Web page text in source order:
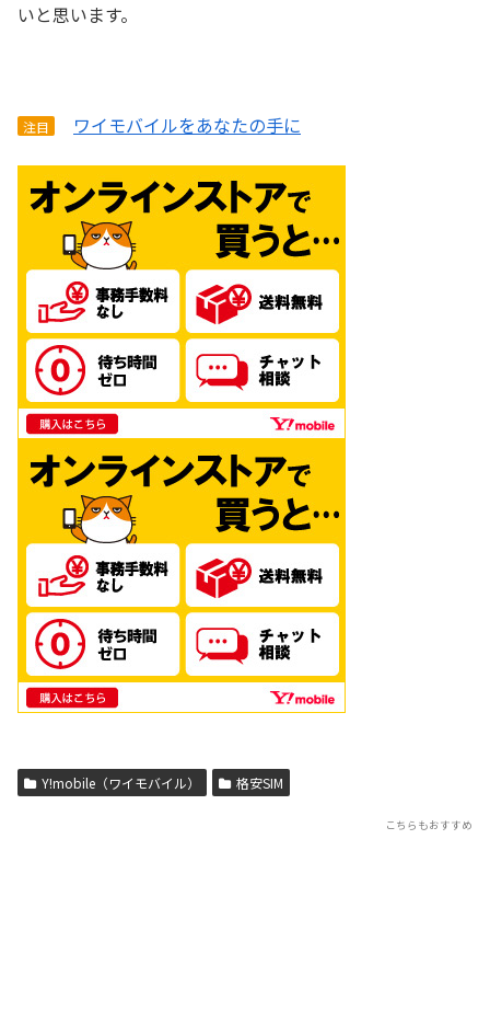
いと思います。
注目 ワイモバイルをあなたの手に
Y!mobile（ワイモバイル） 格安SIM
こちらもおすすめ